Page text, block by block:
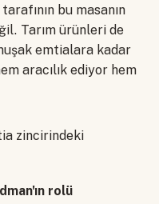
bu masanın
Tarım ürünleri de
emtialara kadar
aracılık ediyor hem
zincirindeki
rolü